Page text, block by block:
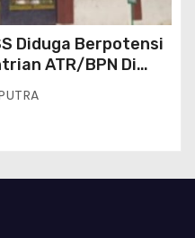
Diduga Berpotensi
ATR/BPN Di